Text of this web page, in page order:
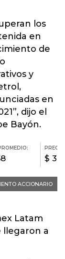
los
en
de
y
en
dijo el
Bayón.
Latam
llegaron a